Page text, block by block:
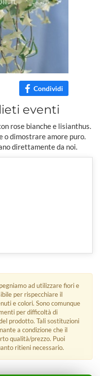
Condividi
eventi
rose bianche e lisianthus.
o dimostrare amore puro.
direttamente da noi.
ad utilizzare fiori e
per rispecchiare il
e colori. Sono comunque
per difficoltà di
prodotto. Tali sostituzioni
a condizione che il
qualità/prezzo. Puoi
ritieni necessario.